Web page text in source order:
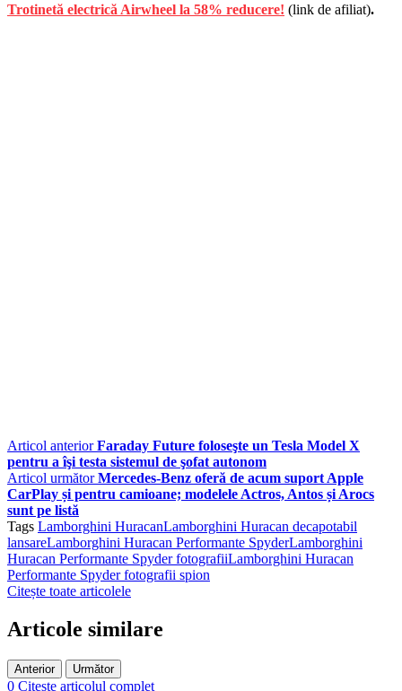
Trotinetă electrică Airwheel la 58% reducere! (link de afiliat).
Articol anterior Faraday Future foloseşte un Tesla Model X
pentru a îşi testa sistemul de şofat autonom
Articol următor Mercedes-Benz oferă de acum suport Apple
CarPlay și pentru camioane; modelele Actros, Antos și Arocs
sunt pe listă
Tags Lamborghini HuracanLamborghini Huracan decapotabil
lansareLamborghini Huracan Performante SpyderLamborghini
Huracan Performante Spyder fotografiiLamborghini Huracan
Performante Spyder fotografii spion
Citește toate articolele
Articole similare
Anterior Următor
0 Citește articolul complet